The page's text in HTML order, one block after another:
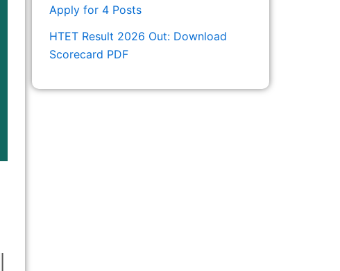
Apply for 4 Posts
HTET Result 2026 Out: Download
Scorecard PDF